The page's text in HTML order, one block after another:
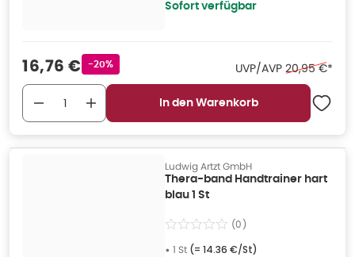
Sofort verfügbar
Verkaufspreis
16,76 € Rabattstempel
-20% UVP/AVP Ehemaliger
20,95 €*
In den Warenkorb
Ludwig Artzt GmbH
Thera-band Handtrainer hart
blau 1 St
(0)
• 1 St (= 14.36 €/St)